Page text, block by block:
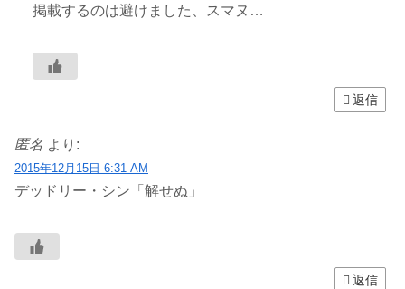
掲載するのは避けました、スマヌ…
返信
匿名 より:
2015年12月15日 6:31 AM
デッドリー・シン「解せぬ」
返信